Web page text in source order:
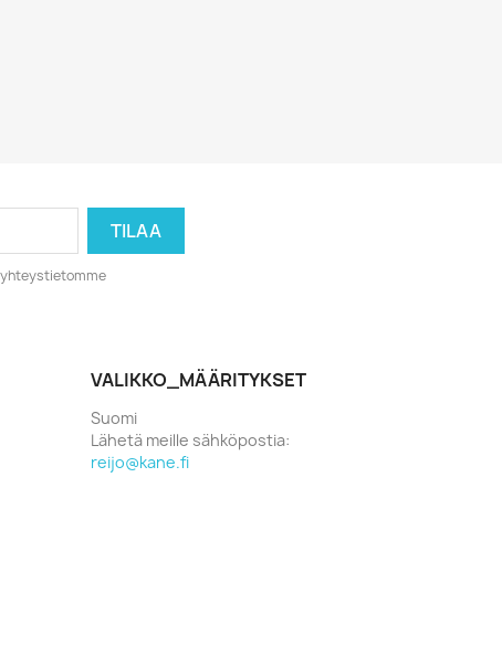
VALIKKO_MÄÄRITYKSET
Suomi
Lähetä meille sähköpostia:
reijo@kane.fi